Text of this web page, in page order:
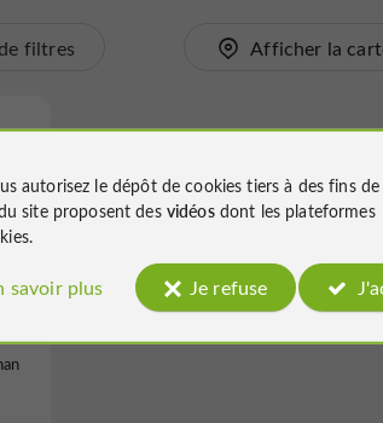
filtres Afficher la
autorisez le dépôt de cookies tiers à des fins de
site proposent desvidéosdont les plateformes
savoir plus Je refuse